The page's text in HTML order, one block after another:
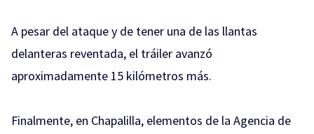
A pesar del ataque y de tener una de las llantas
delanteras reventada, el tráiler avanzó
aproximadamente 15 kilómetros más.
Finalmente, en Chapalilla, elementos de la Agencia de